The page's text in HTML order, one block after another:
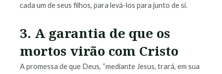
cada um de seus filhos, para levá-los para junto de si.
3. A garantia de que os
mortos virão com Cristo
A promessa de que Deus, “mediante Jesus, trará, em sua